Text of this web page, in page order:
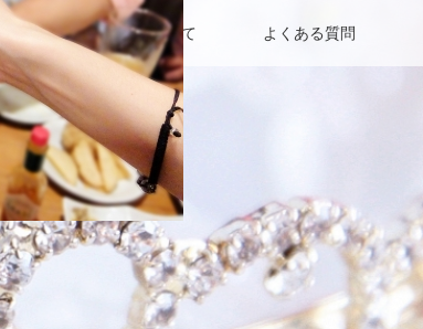
当相談所について よくある質問